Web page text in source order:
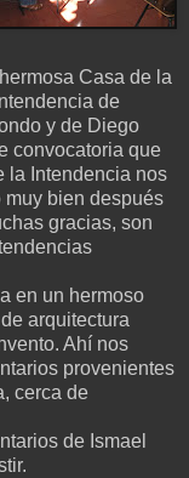
Casa de la
de
y de Diego
convocatoria que
la Intendencia nos
bien después
gracias, son
en un hermoso
arquitectura
Ahí nos
provenientes
cerca de
de Ismael